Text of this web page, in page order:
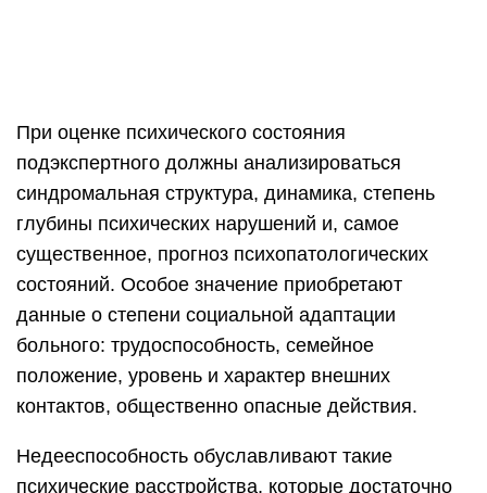
При оценке психического состояния
подэкспертного должны анализироваться
синдромальная структура, динамика, степень
глубины психических нарушений и, самое
существенное, прогноз психопатологических
состояний. Особое значение приобретают
данные о степени социальной адаптации
больного: трудоспособность, семейное
положение, уровень и характер внешних
контактов, общественно опасные действия.
Недееспособность обуславливают такие
психические расстройства, которые достаточно